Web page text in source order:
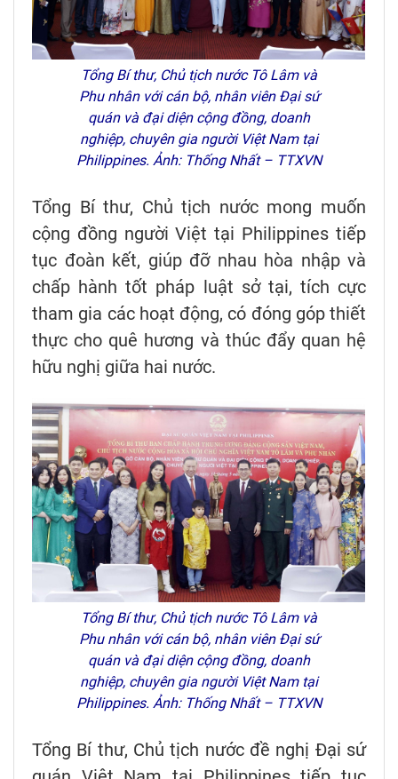
Tổng Bí thư, Chủ tịch nước Tô Lâm và
Phu nhân với cán bộ, nhân viên Đại sứ
quán và đại diện cộng đồng, doanh
nghiệp, chuyên gia người Việt Nam tại
Philippines. Ảnh: Thống Nhất – TTXVN
Tổng Bí thư, Chủ tịch nước mong muốn
cộng đồng người Việt tại Philippines tiếp
tục đoàn kết, giúp đỡ nhau hòa nhập và
chấp hành tốt pháp luật sở tại, tích cực
tham gia các hoạt động, có đóng góp thiết
thực cho quê hương và thúc đẩy quan hệ
hữu nghị giữa hai nước.
Tổng Bí thư, Chủ tịch nước Tô Lâm và
Phu nhân với cán bộ, nhân viên Đại sứ
quán và đại diện cộng đồng, doanh
nghiệp, chuyên gia người Việt Nam tại
Philippines. Ảnh: Thống Nhất – TTXVN
Tổng Bí thư, Chủ tịch nước đề nghị Đại sứ